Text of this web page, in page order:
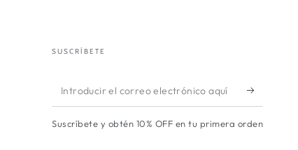
SUSCRÍBETE
Introducir
el
correo
Suscríbete y obtén 10% OFF en tu primera orden